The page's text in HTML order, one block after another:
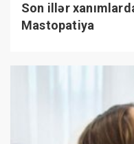
Son illər
Mastopatiya